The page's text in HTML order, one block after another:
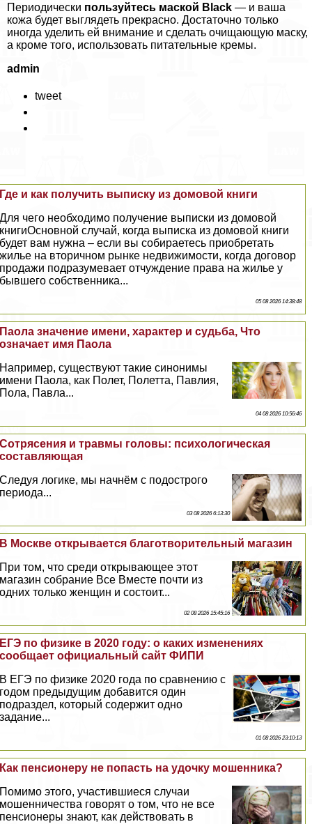
Периодически пользуйтесь маской Black — и ваша
кожа будет выглядеть прекрасно. Достаточно только
иногда уделить ей внимание и сделать очищающую маску,
а кроме того, использовать питательные кремы.
admin
tweet
Где и как получить выписку из домовой книги
Для чего необходимо получение выписки из домовой
книгиОсновной случай, когда выписка из домовой книги
будет вам нужна – если вы собираетесь приобретать
жилье на вторичном рынке недвижимости, когда договор
продажи подразумевает отчуждение права на жилье у
бывшего собственника...
05 08 2026 14:38:48
Паола значение имени, хаpaктер и судьба, Что
означает имя Паола
Например, существуют такие синонимы
имени Паола, как Полет, Полетта, Павлия,
Пола, Павла...
04 08 2026 10:56:46
Сотрясения и травмы головы: психологическая
составляющая
Следуя логике, мы начнём с подострого
периода...
03 08 2026 6:13:30
В Москве открывается благотворительный магазин
При том, что среди открывающее этот
магазин собрание Все Вместе почти из
одних только женщин и состоит...
02 08 2026 15:45:16
ЕГЭ по физике в 2020 году: о каких изменениях
сообщает официальный сайт ФИПИ
В ЕГЭ по физике 2020 года по сравнению с
годом предыдущим добавится один
подраздел, который содержит одно
задание...
01 08 2026 23:10:13
Как пенсионеру не попасть на удочку мошенника?
Помимо этого, участившиеся случаи
мошенничества говорят о том, что не все
пенсионеры знают, как действовать в